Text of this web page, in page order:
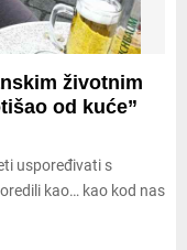
životnim
od kuće”
uspoređivati s
kao… kao kod nas